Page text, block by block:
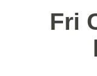
Fri